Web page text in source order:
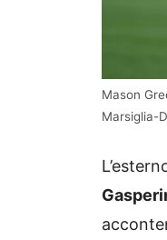
Mason
Marsiglia-